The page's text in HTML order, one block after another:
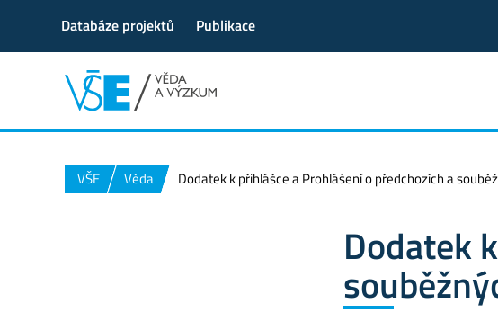
Databáze projektů Publikace
VŠE Věda Dodatek k přihlášce a Prohlášení o předchozích a
Dodatek